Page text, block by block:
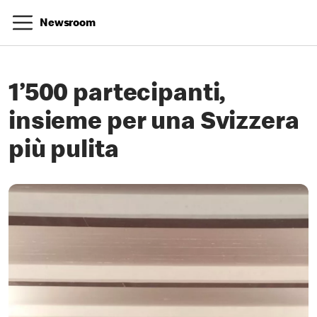
Newsroom
1’500 partecipanti,
insieme per una Svizzera
più pulita